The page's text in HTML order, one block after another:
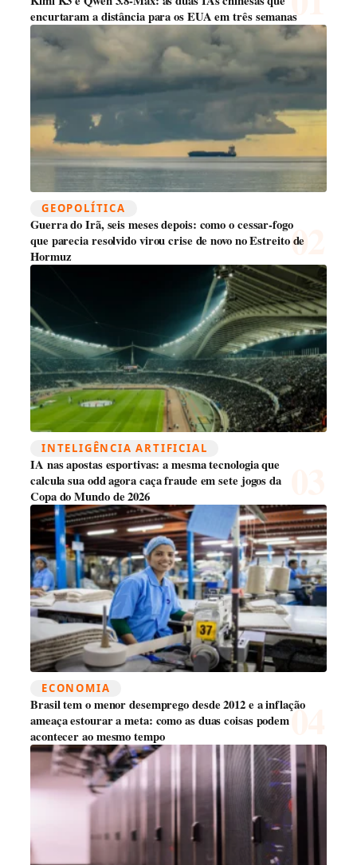
encurtaram a distância para os EUA em três semanas
GEOPOLÍTICA
Guerra do Irã, seis meses depois: como o cessar-fogo
que parecia resolvido virou crise de novo no Estreito de
Hormuz
INTELIGÊNCIA ARTIFICIAL
IA nas apostas esportivas: a mesma tecnologia que
calcula sua odd agora caça fraude em sete jogos da
Copa do Mundo de 2026
ECONOMIA
Brasil tem o menor desemprego desde 2012 e a inflação
ameaça estourar a meta: como as duas coisas podem
acontecer ao mesmo tempo